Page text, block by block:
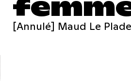
[Annulé] Maud Le